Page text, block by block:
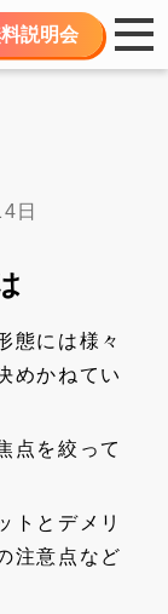
説明会
日
態には様々
めかねてい
点を絞って
トとデメリ
注意点など